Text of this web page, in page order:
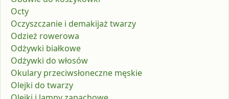
Octy
Oczyszczanie i demakijaż twarzy
Odzież rowerowa
Odżywki białkowe
Odżywki do włosów
Okulary przeciwsłoneczne męskie
Olejki do twarzy